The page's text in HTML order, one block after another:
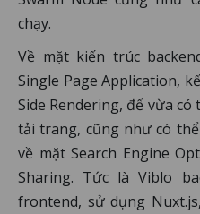
chạy.
Về mặt kiến trúc
Single Page Application,
Side Rendering, để vừa
tải trang, cũng như có
về mặt Search Engine
Sharing. Tức là Viblo
frontend, sử dụng